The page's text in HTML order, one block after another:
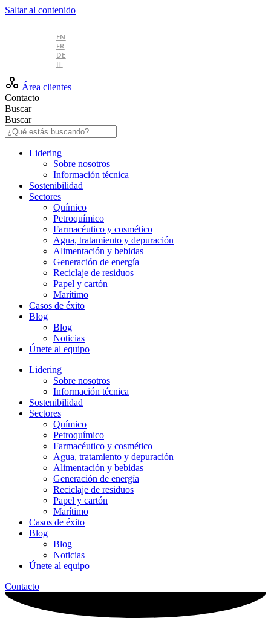
Saltar al contenido
EN
FR
DE
IT
Área clientes
Contacto
Buscar
Buscar
Lidering
Sobre nosotros
Información técnica
Sostenibilidad
Sectores
Químico
Petroquímico
Farmacéutico y cosmético
Agua, tratamiento y depuración
Alimentación y bebidas
Generación de energía
Reciclaje de residuos
Papel y cartón
Marítimo
Casos de éxito
Blog
Blog
Noticias
Únete al equipo
Lidering
Sobre nosotros
Información técnica
Sostenibilidad
Sectores
Químico
Petroquímico
Farmacéutico y cosmético
Agua, tratamiento y depuración
Alimentación y bebidas
Generación de energía
Reciclaje de residuos
Papel y cartón
Marítimo
Casos de éxito
Blog
Blog
Noticias
Únete al equipo
Contacto